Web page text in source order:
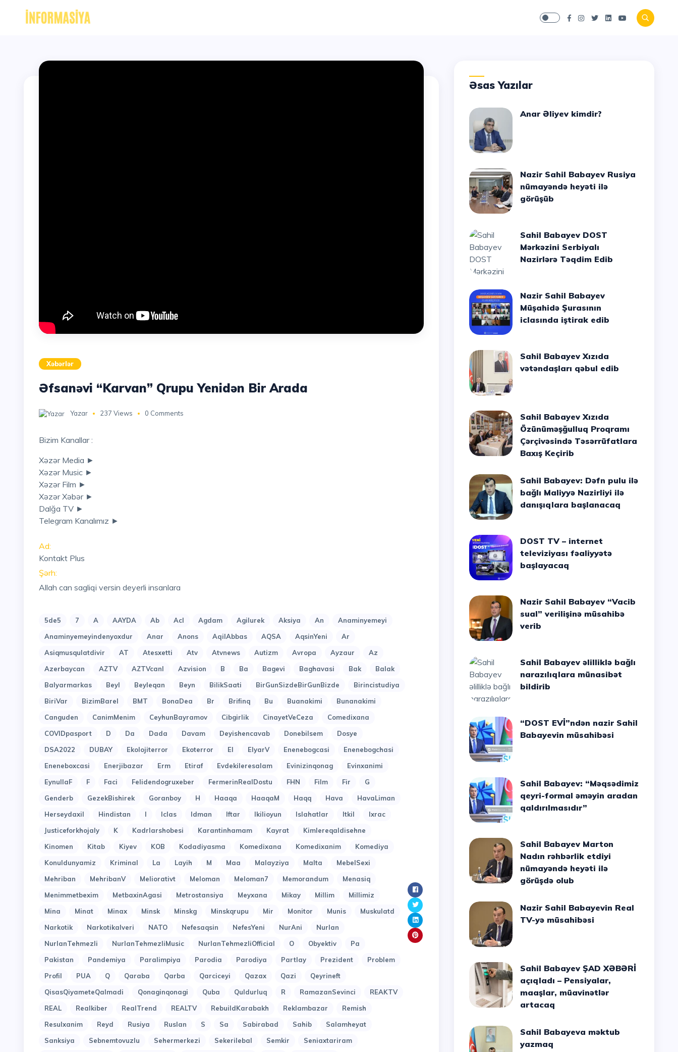
Xəbərlər
Əfsanəvi “Karvan” Qrupu Yenidən Bir Arada
Yazar 237 Views 0 Comments
Bizim Kanallar :
Xəzər Media ►
Xəzər Music ►
Xəzər Film ►
Xəzər Xəbər ►
Dalğa TV ►
Telegram Kanalımız ►
Ad:
Kontakt Plus
Şərh:
Allah can sagliqi versin deyerli insanlara
5de5 7 A AAYDA Ab Acl Agdam Agilurek Aksiya An
Anaminyemeyi
Anaminyemeyindenyoxdur
Anar Anons AqilAbbas AQSA AqsinYeni
Ar
Asiqmusqulatdivir
AT Atesxetti Atv Atvnews Autizm Avropa Ayzaur
Az
Azerbaycan
AZTV AZTVcanl Azvision B Ba Bagevi Baghavasi Bak
Balak
Balyarmarkas
Beyl Beyleqan Beyn BilikSaati BirGunSizdeBirGunBizde
Birincistudiya
BiriVar
BizimBarel BMT BonaDea Br Brifinq Bu Buanakimi
Bunanakimi
Canguden
CanimMenim CeyhunBayramov Cibgirlik CinayetVeCeza
Comedixana
COVIDpasport
D Da Dada Davam Deyishencavab Donebilsem
Dosye
DSA2022
DUBAY Ekolojiterror Ekoterror El ElyarV Enenebogcasi
Enenebogchasi
Eneneboxcasi
Enerjibazar Erm Etiraf Evdekileresalam Evinizinqonag
Evinxanimi
EynullaF
F Faci Felidendogruxeber FermerinRealDostu FHN Film Fir
G
Genderb
GezekBishirek Goranboy H Haaqa HaaqaM Haqq Hava
HavaLiman
Herseydaxil
Hindistan I Iclas Idman Iftar Ikilioyun Islahatlar Itkil
Ixrac
Justiceforkhojaly
K Kadrlarshobesi Karantinhamam Kayrat
Kimlereqaldisehne
Kinomen
Kitab Kiyev KOB Kodadiyasma Komedixana Komedixanim
Komediya
Konuldunyamiz
Kriminal La Layih M Maa Malayziya Malta
MebelSexi
Mehriban
MehribanV Meliorativt Meloman Meloman7 Memorandum
Menasiq
Menimmetbexim
MetbaxinAgasi Metrostansiya Meyxana Mikay Millim
Millimiz
Mina
Minat Minax Minsk Minskg Minskqrupu Mir Monitor Munis
Muskulatd
Narkotik
Narkotikalveri NATO Nefesaqsin NefesYeni NurAni
Nurlan
NurlanTehmezli
NurlanTehmezliMusic NurlanTehmezliOfficial O Obyektiv
Pa
Pakistan
Pandemiya Paralimpiya Parodia Parodiya Partlay Prezident
Problem
Profil
PUA Q Qaraba Qarba Qarciceyi Qazax Qazi
Qeyrineft
QisasQiyameteQalmadi
Qonaginqonagi Quba Quldurluq R RamazanSevinci
REAKTV
REAL
Realkiber RealTrend REALTV RebuildKarabakh Reklambazar
Remish
Resulxanim
Reyd Rusiya Ruslan S Sa Sabirabad Sahib
Salamheyat
Sanksiya
Sebnemtovuzlu Sehermerkezi Sekerilebal Semkir
Seniaxtariram
Əsas Yazılar
Anar Əliyev kimdir?
Nazir Sahil Babayev Rusiya
nümayəndə heyəti ilə
görüşüb
Sahil Babayev DOST
Mərkəzini Serbiyalı
Nazirlərə Təqdim Edib
Nazir Sahil Babayev
Müşahidə Şurasının
iclasında iştirak edib
Sahil Babayev Xızıda
vətəndaşları qəbul edib
Sahil Babayev Xızıda
Özünüməşğulluq Proqramı
Çərçivəsində Təsərrüfatlara
Baxış Keçirib
Sahil Babayev: Dəfn pulu ilə
bağlı Maliyyə Nazirliyi ilə
danışıqlara başlanacaq
DOST TV – internet
televiziyası fəaliyyətə
başlayacaq
Nazir Sahil Babayev “Vacib
sual” verilişinə müsahibə
verib
Sahil Babayev əlilliklə bağlı
narazılıqlara münasibət
bildirib
“DOST EVİ”ndən nazir Sahil
Babayevin müsahibəsi
Sahil Babayev: “Məqsədimiz
qeyri-formal əməyin aradan
qaldırılmasıdır”
Sahil Babayev Marton
Nadın rəhbərlik etdiyi
nümayəndə heyəti ilə
görüşdə olub
Nazir Sahil Babayevin Real
TV-yə müsahibəsi
Sahil Babayev ŞAD XƏBƏRİ
açıqladı – Pensiyalar,
maaşlar, müavinətlər
artacaq
Sahil Babayeva məktub
yazmaq